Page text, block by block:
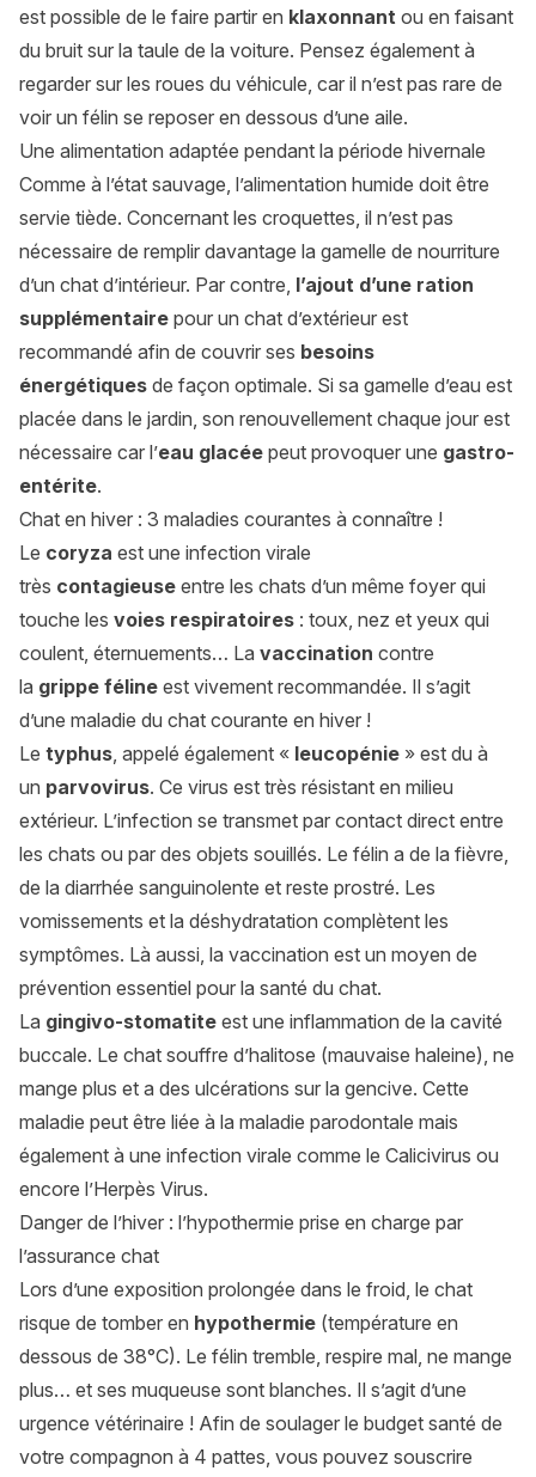
est possible de le faire partir en klaxonnant ou en faisant
du bruit sur la taule de la voiture. Pensez également à
regarder sur les roues du véhicule, car il n’est pas rare de
voir un félin se reposer en dessous d’une aile.
Une alimentation adaptée pendant la période hivernale
Comme à l’état sauvage, l’alimentation humide doit être
servie tiède. Concernant les croquettes, il n’est pas
nécessaire de remplir davantage la gamelle de nourriture
d’un chat d’intérieur. Par contre, l’ajout d’une ration
supplémentaire pour un chat d’extérieur est
recommandé afin de couvrir ses besoins
énergétiques de façon optimale. Si sa gamelle d’eau est
placée dans le jardin, son renouvellement chaque jour est
nécessaire car l’eau glacée peut provoquer une gastro-
entérite.
Chat en hiver : 3 maladies courantes à connaître !
Le coryza est une infection virale
très contagieuse entre les chats d’un même foyer qui
touche les voies respiratoires : toux, nez et yeux qui
coulent, éternuements… La vaccination contre
la grippe féline est vivement recommandée. Il s’agit
d’une maladie du chat courante en hiver !
Le typhus, appelé également « leucopénie » est du à
un parvovirus. Ce virus est très résistant en milieu
extérieur. L’infection se transmet par contact direct entre
les chats ou par des objets souillés. Le félin a de la fièvre,
de la diarrhée sanguinolente et reste prostré. Les
vomissements et la déshydratation complètent les
symptômes. Là aussi, la vaccination est un moyen de
prévention essentiel pour la santé du chat.
La gingivo-stomatite est une inflammation de la cavité
buccale. Le chat souffre d’halitose (mauvaise haleine), ne
mange plus et a des ulcérations sur la gencive. Cette
maladie peut être liée à la maladie parodontale mais
également à une infection virale comme le Calicivirus ou
encore l’Herpès Virus.
Danger de l’hiver : l’hypothermie prise en charge par
l’assurance chat
Lors d’une exposition prolongée dans le froid, le chat
risque de tomber en hypothermie (température en
dessous de 38°C). Le félin tremble, respire mal, ne mange
plus… et ses muqueuse sont blanches. Il s’agit d’une
urgence vétérinaire ! Afin de soulager le budget santé de
votre compagnon à 4 pattes, vous pouvez souscrire